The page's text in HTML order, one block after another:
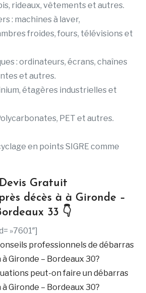
rideaux, vêtements et autres.
: machines à laver,
froides, fours, télévisions et
: ordinateurs, écrans, chaînes
et autres.
étagères industrielles et
PET et autres.
en points SIGRE comme
Devis Gratuit
décès à à Gironde –
33 👇
»7601″]
professionnels de débarras
Gironde – Bordeaux 30?
peut-on faire un débarras
Gironde – Bordeaux 30?